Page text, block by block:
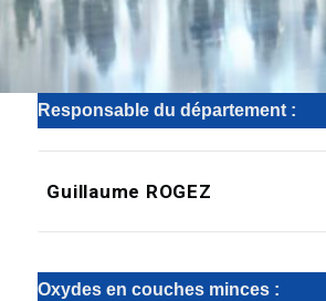
Responsable du département :
Guillaume ROGEZ
Oxydes en couches minces :